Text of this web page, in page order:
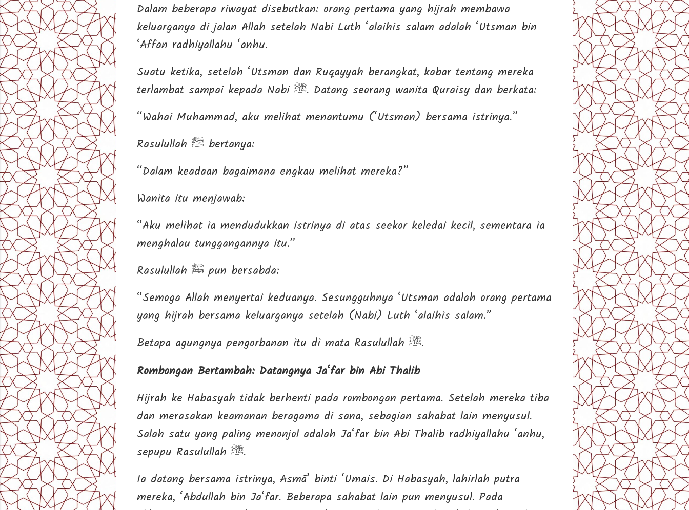
Dalam beberapa riwayat disebutkan: orang pertama yang hijrah membawa
keluarganya di jalan Allah setelah Nabi Luth ‘alaihis salam adalah ‘Utsman bin
‘Affan radhiyallahu ‘anhu.
Suatu ketika, setelah ‘Utsman dan Ruqayyah berangkat, kabar tentang mereka
terlambat sampai kepada Nabi ﷺ. Datang seorang wanita Quraisy dan berkata:
“Wahai Muhammad, aku melihat menantumu (‘Utsman) bersama istrinya.”
Rasulullah ﷺ bertanya:
“Dalam keadaan bagaimana engkau melihat mereka?”
Wanita itu menjawab:
“Aku melihat ia mendudukkan istrinya di atas seekor keledai kecil, sementara ia
menghalau tunggangannya itu.”
Rasulullah ﷺ pun bersabda:
“Semoga Allah menyertai keduanya. Sesungguhnya ‘Utsman adalah orang pertama
yang hijrah bersama keluarganya setelah (Nabi) Luth ‘alaihis salam.”
Betapa agungnya pengorbanan itu di mata Rasulullah ﷺ.
Rombongan Bertambah: Datangnya Ja‘far bin Abi Thalib
Hijrah ke Habasyah tidak berhenti pada rombongan pertama. Setelah mereka tiba
dan merasakan keamanan beragama di sana, sebagian sahabat lain menyusul.
Salah satu yang paling menonjol adalah Ja‘far bin Abi Thalib radhiyallahu ‘anhu,
sepupu Rasulullah ﷺ.
Ia datang bersama istrinya, Asmā’ binti ‘Umais. Di Habasyah, lahirlah putra
mereka, ‘Abdullah bin Ja‘far. Beberapa sahabat lain pun menyusul. Pada